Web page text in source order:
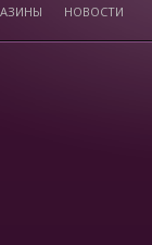
НОВОСТИ